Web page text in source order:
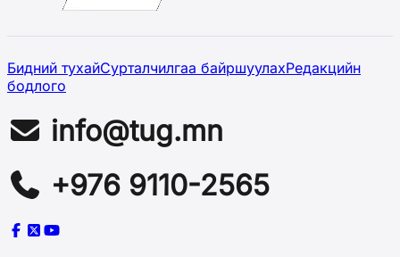
Бидний тухайСурталчилгаа байршуулахРедакцийн
бодлого
info@tug.mn
+976 9110-2565